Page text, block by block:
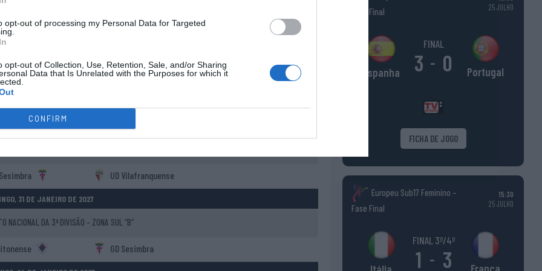
opt-out of processing my Personal Data for Targeted
opt-out of Collection, Use, Retention, Sale, and/or Sharing
Data that Is Unrelated with the Purposes for which it
CONFIRM
GCC GD Sesimbra
NACIONAL DA 3ª DIVISÃO - ZONA SUL “B”
UD Vilafranquense
31 DE JANEIRO DE 2027
NACIONAL DA 3ª DIVISÃO - ZONA SUL “B”
GD Sesimbra
Fase Final
25 JULHO
Espanha
FINAL
3 - 0 Portugal
FICHA DE JOGO
Europeu Sub17 Feminino –
Fase Final
15:30
25 JULHO
FINAL 3º/4º
1 - 3